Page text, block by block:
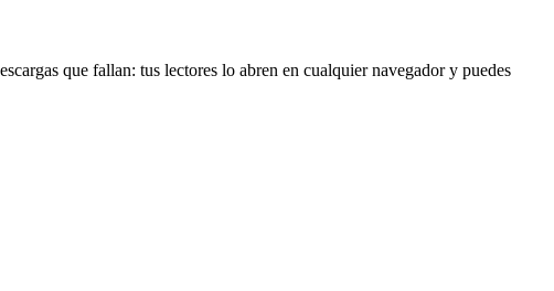
que fallan: tus lectores lo abren en cualquier navegador y puedes